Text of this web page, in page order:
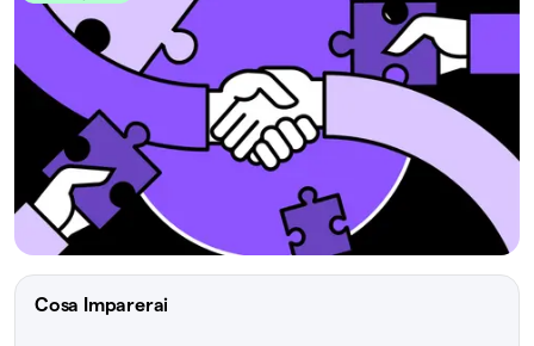
Cosa Imparerai